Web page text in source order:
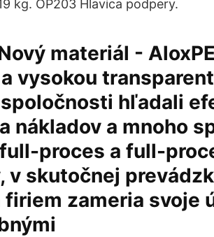
kg. OP203 Hlavica podpery.
materiál -
vysokou
hľadali
nákladov a mnoho
proces a full-
v skutočnej
firiem zameria svoje